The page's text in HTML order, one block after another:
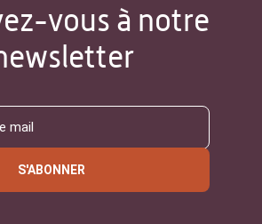
vous à notre
S'ABONNER